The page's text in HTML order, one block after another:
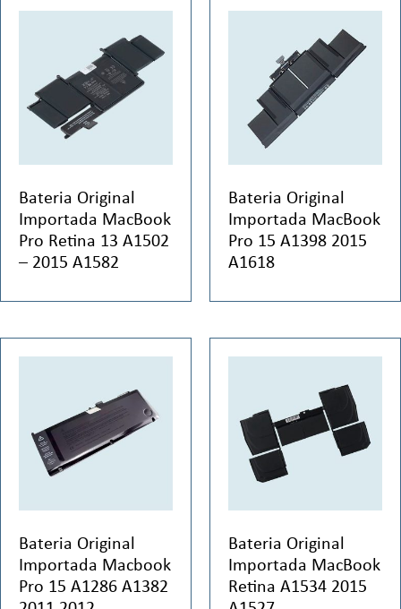
Bateria Original
Importada MacBook
Pro Retina 13 A1502
– 2015 A1582
Bateria Original
Importada MacBook
Pro 15 A1398 2015
A1618
Bateria Original
Importada Macbook
Pro 15 A1286 A1382
Bateria Original
Importada MacBook
Retina A1534 2015